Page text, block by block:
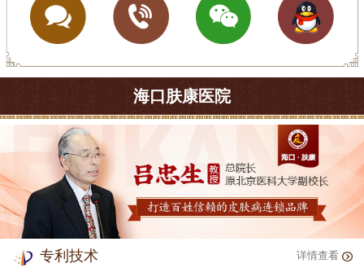
海口肤康医院
专利技术 详情查看